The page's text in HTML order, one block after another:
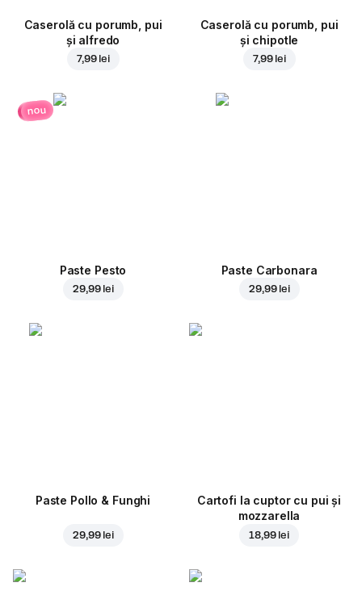
Caserolă cu porumb, pui
și alfredo
7,99 lei
Caserolă cu porumb, pui
și chipotle
7,99 lei
nou
Paste Pesto
29,99 lei
Paste Carbonara
29,99 lei
Paste Pollo & Funghi
29,99 lei
Cartofi la cuptor cu pui și
mozzarella
18,99 lei